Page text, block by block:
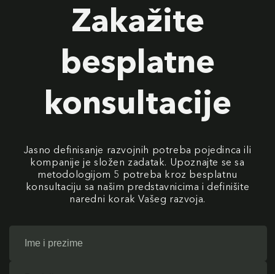
Zakažite
besplatne
konsultacije
Jasno definisanje razvojnih potreba pojedinca ili
kompanije je složen zadatak. Upoznajte se sa
metodologijom 5 potreba kroz besplatnu
konsultaciju sa našim predstavnicima i definišite
naredni korak Vašeg razvoja.